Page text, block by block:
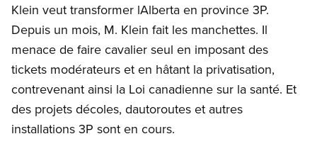
Klein veut transformer lAlberta en province 3P.
Depuis un mois, M. Klein fait les manchettes. Il
menace de faire cavalier seul en imposant des
tickets modérateurs et en hâtant la privatisation,
contrevenant ainsi la Loi canadienne sur la santé. Et
des projets décoles, dautoroutes et autres
installations 3P sont en cours.